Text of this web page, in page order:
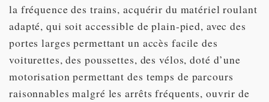
la fréquence des trains, acquérir du matériel roulant
adapté, qui soit accessible de plain-pied, avec des
portes larges permettant un accès facile des
voiturettes, des poussettes, des vélos, doté d’une
motorisation permettant des temps de parcours
raisonnables malgré les arrêts fréquents, ouvrir de